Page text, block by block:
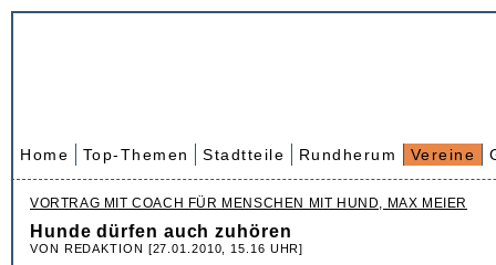
Home Top-Themen Stadtteile Rundherum Vereine
VORTRAG MIT COACH FÜR MENSCHEN MIT HUND, MAX MEIER
Hunde dürfen auch zuhören
VON REDAKTION [27.01.2010, 15.16 UHR]